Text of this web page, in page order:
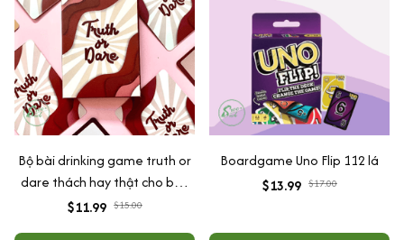
Bộ bài drinking game truth or
dare thách hay thật cho bạn
bè hottrend đi nhậu khuấy
$11.99 $15.00
Boardgame Uno Flip 112 lá
$13.99 $17.00